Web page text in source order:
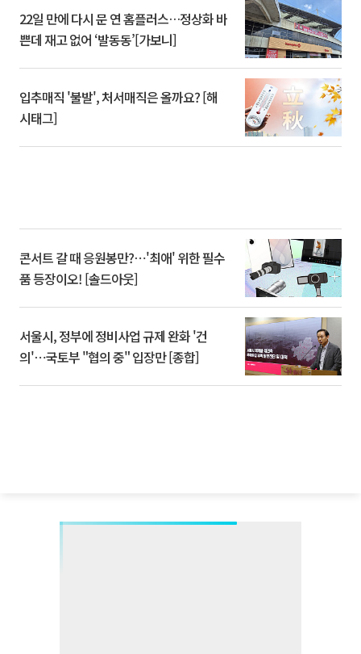
22일 만에 다시 문 연 홈플러스…정상화 바
쁜데 재고 없어 ‘발동동’[가보니]
입추매직 '불발', 처서매직은 올까요? [해
시태그]
콘서트 갈 때 응원봉만?⋯'최애' 위한 필수
품 등장이오! [솔드아웃]
서울시, 정부에 정비사업 규제 완화 '건
의'⋯국토부 "협의 중" 입장만 [종합]